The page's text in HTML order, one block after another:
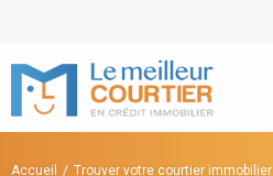
Accueil
Trouver votre courtier immobilier